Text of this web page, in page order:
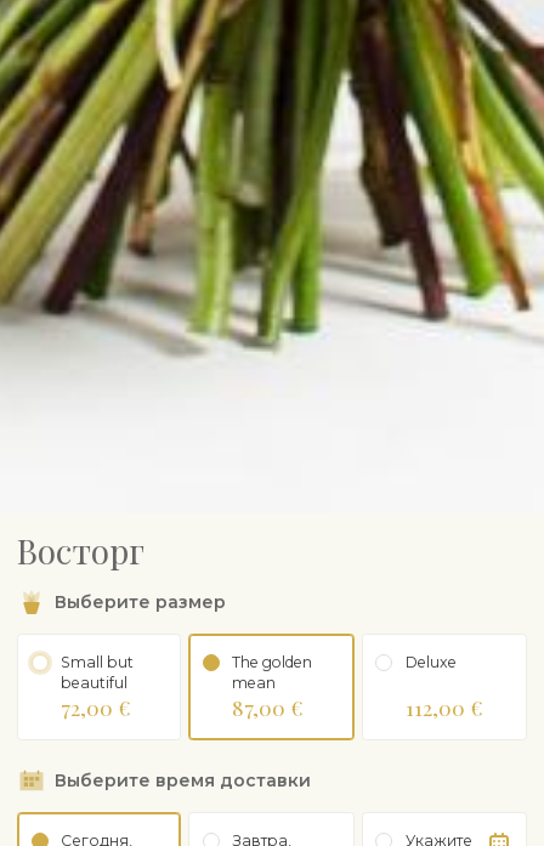
Восторг
Выберите размер
Small but
beautiful
72,00 €
The golden
mean
87,00 €
Deluxe
112,00 €
Выберите время доставки
Сегодня, Завтра, Укажите